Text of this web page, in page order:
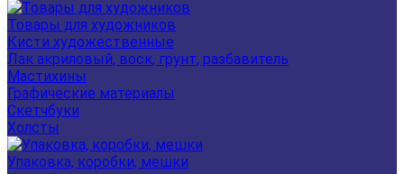
Товары для художников
Кисти художественные
Лак акриловый, воск, грунт, разбавитель
Мастихины
Графические материалы
Скетчбуки
Холсты
Упаковка, коробки, мешки